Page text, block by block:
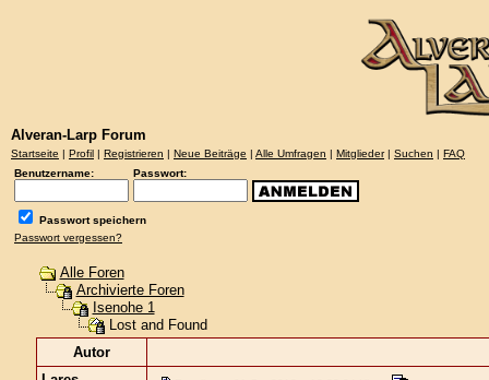
Alveran-Larp Forum
Startseite | Profil | Registrieren | Neue Beiträge | Alle Umfragen | Mitglieder| Suchen | FAQ
Benutzername:
Passwort:
Passwort speichern
Passwort vergessen?
Alle Foren
Archivierte Foren
Isenohe 1
Lost and Found
Autor